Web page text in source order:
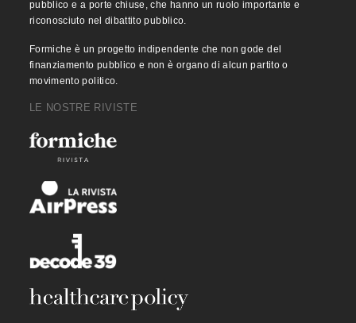
pubblico e a porte chiuse, che hanno un ruolo importante e
riconosciuto nel dibattito pubblico.
Formiche è un progetto indipendente che non gode del
finanziamento pubblico e non è organo di alcun partito o
movimento politico.
LE NOSTRE RIVISTE